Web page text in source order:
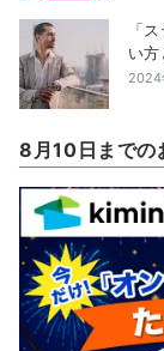
「
い方
2024
8月10日までの